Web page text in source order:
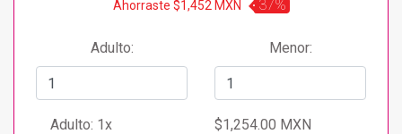
Ahorraste $1,452 MXN 37%
Adulto: Menor:
Adulto: 1x
$1,254.00 MXN